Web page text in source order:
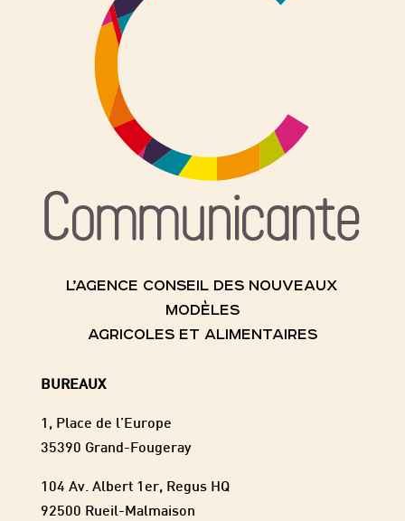
L’AGENCE CONSEIL DES NOUVEAUX
MODÈLES
AGRICOLES ET ALIMENTAIRES
BUREAUX
1, Place de l’Europe
35390 Grand-Fougeray
104 Av. Albert 1er, Regus HQ
92500 Rueil-Malmaison